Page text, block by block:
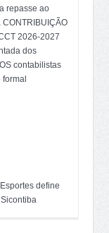
repasse ao
CONTRIBUIÇÃO
2026-2027
dos
contabilistas
define